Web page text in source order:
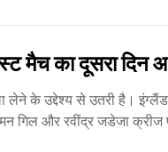
मैच का दूसरा दिन
के उद्देश्य से उतरी है।
गिल और रवींद्र जडेजा क्रीज